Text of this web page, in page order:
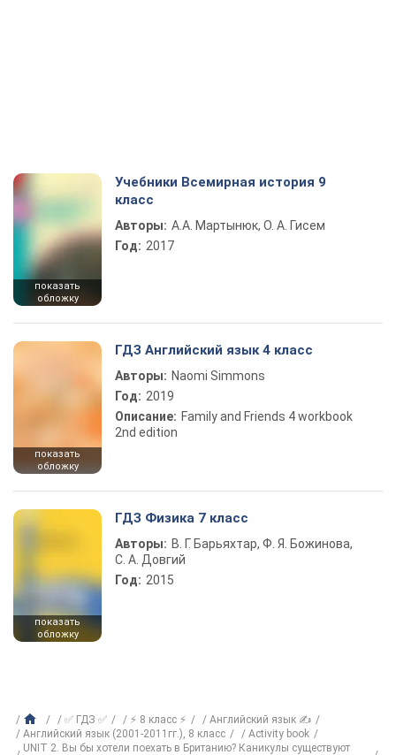
показать
обложку
Учебники Всемирная история 9
класс
Авторы: А.А. Мартынюк, О. А. Гисем
Год: 2017
показать
обложку
ГДЗ Английский язык 4 класс
Авторы: Naomi Simmons
Год: 2019
Описание: Family and Friends 4 workbook
2nd edition
показать
обложку
ГДЗ Физика 7 класс
Авторы: В. Г. Барьяхтар, Ф. Я. Божинова,
С. А. Довгий
Год: 2015
✅ ГДЗ ✅ ⚡ 8 класс ⚡
Английский язык ✍
Английский язык (2001-2011гг.), 8 класс
Activity book
UNIT 2. Вы бы хотели поехать в Британию? Каникулы существуют